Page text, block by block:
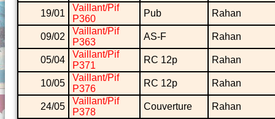
19/01
Vaillant/Pif
P360
Pub Rahan
09/02
Vaillant/Pif
P363
AS-F Rahan
05/04
Vaillant/Pif
P371
RC 12p Rahan
10/05
Vaillant/Pif
P376
RC 12p Rahan
24/05
Vaillant/Pif
P378
Couverture Rahan